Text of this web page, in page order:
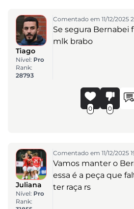
Tiago
Nível: Pro
Rank:
28793
Comentado em 11/12/2025
Se segura Bernabei
mlk brabo
0 0
Juliana
Nível: Pro
Rank:
Comentado em 11/12/2025
Vamos manter o
essa é a peça que
ter raça rs